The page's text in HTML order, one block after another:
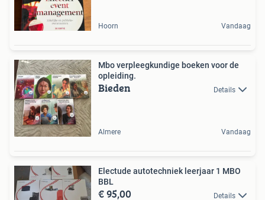
Hoorn Vandaag
Mbo verpleegkundige boeken voor de
opleiding.
Bieden Details
Almere Vandaag
Electude autotechniek leerjaar 1 MBO
BBL
€ 95,00 Details